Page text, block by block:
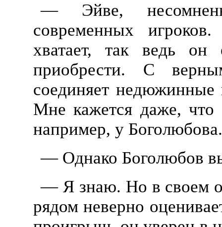
— Эйве,
современных
хватает, так ведь
приобрести. С
соединяет недюжинные
Мне кажется даже, что
например, у Боголюбова.
— Однако Боголюбов
— Я знаю. Но в своем
рядом неверно